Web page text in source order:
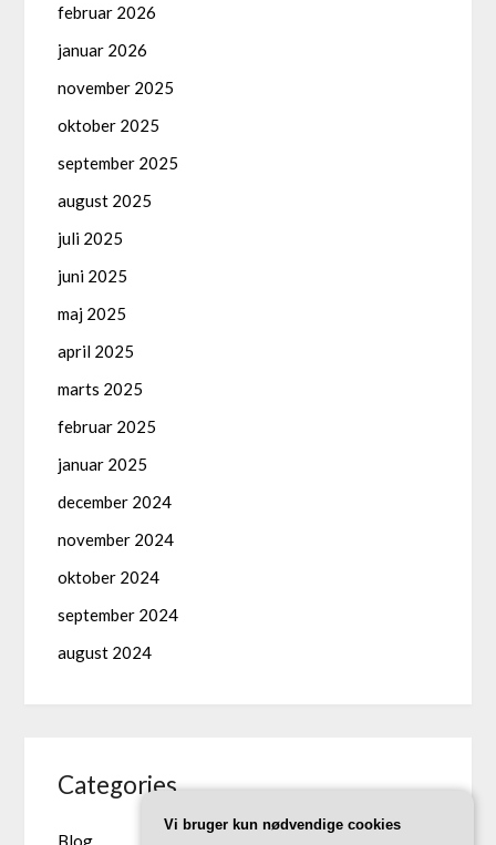
februar 2026
januar 2026
november 2025
oktober 2025
september 2025
august 2025
juli 2025
juni 2025
maj 2025
april 2025
marts 2025
februar 2025
januar 2025
december 2024
november 2024
oktober 2024
september 2024
august 2024
Categories
Blog
Vi bruger kun nødvendige cookies